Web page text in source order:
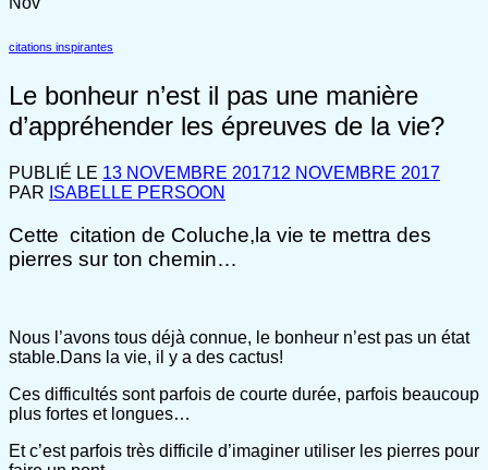
citations inspirantes
Le bonheur n’est il pas une manière
d’appréhender les épreuves de la vie?
PUBLIÉ LE 13 NOVEMBRE 201712 NOVEMBRE 2017
PAR ISABELLE PERSOON
Cette citation de Coluche,la vie te mettra des
pierres sur ton chemin…
Nous l’avons tous déjà connue, le bonheur n’est pas un état
stable.Dans la vie, il y a des cactus!
Ces difficultés sont parfois de courte durée, parfois beaucoup
plus fortes et longues…
Et c’est parfois très difficile d’imaginer utiliser les pierres pour